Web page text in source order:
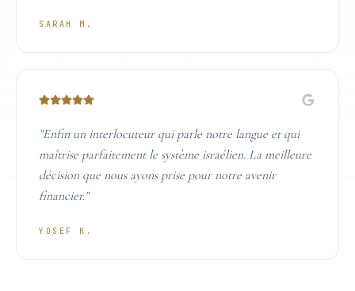
SARAH M.
"Enfin un interlocuteur qui parle notre langue et qui
maîtrise parfaitement le système israélien. La meilleure
décision que nous ayons prise pour notre avenir
financier."
YOSEF K.